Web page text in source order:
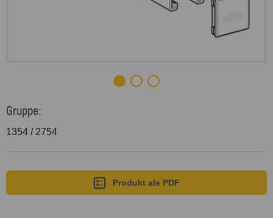
Gruppe:
1354 / 2754
Produkt als PDF